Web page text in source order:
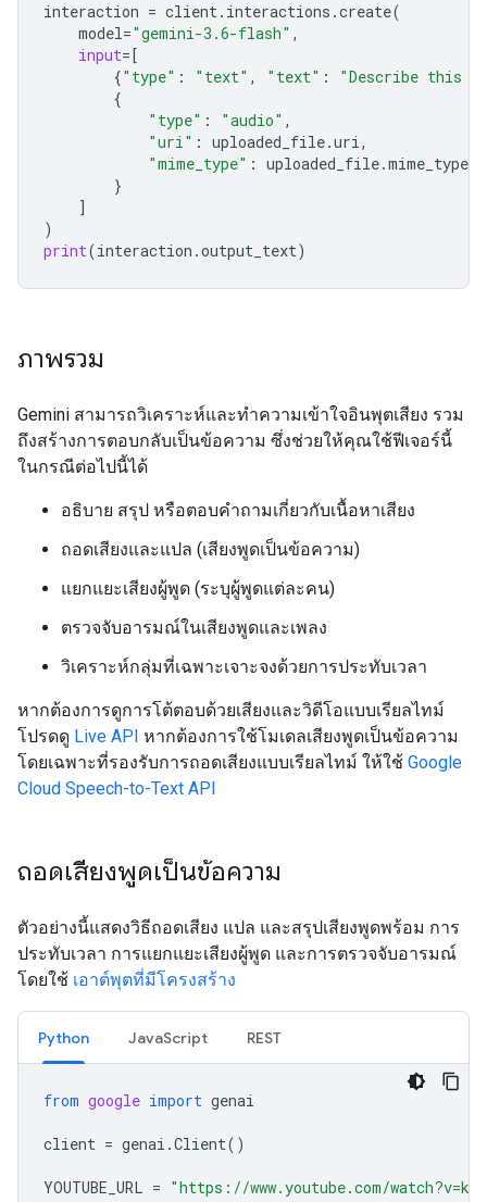
interaction = client. interactions .create(
model="gemini-3.6-flash" ,
input=[
{"type" : "text" , "text" :
"Describe this
{
"type" : "audio" ,
"uri" : uploaded_file.uri,
"mime_type" : uploaded_file.mime_type
}
]
)
print(interaction .output_text)
ภาพรวม
Gemini สามารถวิเคราะห์และทำความเข้าใจอินพุตเสียง รวม
ถึงสร้างการตอบกลับเป็นข้อความ ซึ่งช่วยให้คุณใช้ฟีเจอร์นี้
ในกรณีต่อไปนี้ได้
อธิบาย สรุป หรือตอบคำถามเกี่ยวกับเนื้อหาเสียง
ถอดเสียงและแปล (เสียงพูดเป็นข้อความ)
แยกแยะเสียงผู้พูด (ระบุผู้พูดแต่ละคน)
ตรวจจับอารมณ์ในเสียงพูดและเพลง
วิเคราะห์กลุ่มที่เฉพาะเจาะจงด้วยการประทับเวลา
หากต้องการดูการโต้ตอบด้วยเสียงและวิดีโอแบบเรียลไทม์
โปรดดู Live API หากต้องการใช้โมเดลเสียงพูดเป็นข้อความ
โดยเฉพาะที่รองรับการถอดเสียงแบบเรียลไทม์ ให้ใช้ Google
Cloud Speech-to-Text API
ถอดเสียงพูดเป็นข้อความ
ตัวอย่างนี้แสดงวิธีถอดเสียง แปล และสรุปเสียงพูดพร้อม การ
ประทับเวลา การแยกแยะเสียงผู้พูด และการตรวจจับอารมณ์
โดยใช้ เอาต์พุตที่มีโครงสร้าง
Python JavaScript REST
from google import genai
client = genai .Client()
YOUTUBE_URL = "https://www.youtube.com/watch?v=ku-